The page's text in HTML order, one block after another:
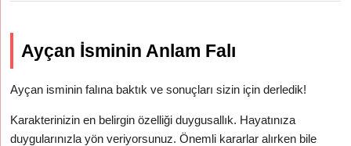
Ayçan İsminin Anlam Falı
Ayçan isminin falına baktık ve sonuçları sizin için derledik!
Karakterinizin en belirgin özelliği duygusallık. Hayatınıza
duygularınızla yön veriyorsunuz. Önemli kararlar alırken bile